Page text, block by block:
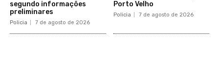
segundo informações
preliminares
Policia 7 de agosto de 2026
Porto Velho
Policia 7 de agosto de 2026